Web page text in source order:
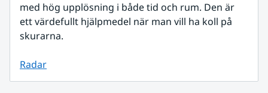
med hög upplösning i både tid och rum. Den är
ett värdefullt hjälpmedel när man vill ha koll på
skurarna.
Radar